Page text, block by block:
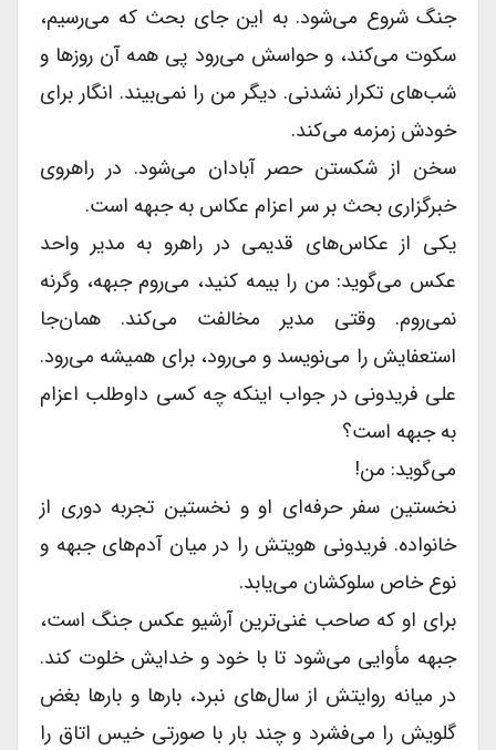
جنگ شروع می‌شود. به این جاى بحث که می‌رسیم،
سکوت می‌کند، و حواسش می‌رود پى همه آن روزها و
شب‌های تکرار نشدنى. دیگر من را نمی‌بیند. انگار براى
خودش زمزمه می‌کند.
سخن از شکستن حصر آبادان می‌شود. در راهروى
خبرگزارى بحث بر سر اعزام عکاس به جبهه است.
یکى از عکاس‌های قدیمى در راهرو به مدیر واحد
عکس می‌گوید: من را بیمه کنید، می‌روم جبهه، وگرنه
نمی‌روم. وقتى مدیر مخالفت می‌کند. همان‌جا
استعفایش را می‌نویسد و می‌رود، براى همیشه می‌رود.
على فریدونى در جواب اینکه چه کسى داوطلب اعزام
به جبهه است؟
می‌گوید: من!
نخستین سفر حرفه‌ای او و نخستین تجربه دورى از
خانواده. فریدونى هویتش را در میان آدم‌های جبهه و
نوع خاص سلوکشان می‌یابد.
براى او که صاحب غنی‌ترین آرشیو عکس جنگ است،
جبهه مأوایى می‌شود تا با خود و خدایش خلوت کند.
در میانه روایتش از سال‌های نبرد، بارها و بارها بغض
گلویش را می‌فشرد و چند بار با صورتى خیس اتاق را